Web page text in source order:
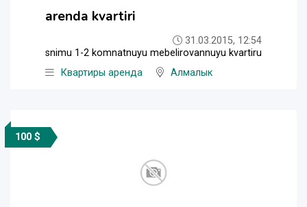
arenda kvartiri
31.03.2015, 12:54
snimu 1-2 komnatnuyu mebelirovannuyu kvartiru
Квартиры аренда
Алмалык
100 $